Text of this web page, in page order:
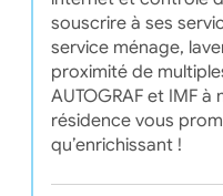
souscrire à ses
service ménage,
proximité de
AUTOGRAF et IMF
résidence vous
qu’enrichissant !